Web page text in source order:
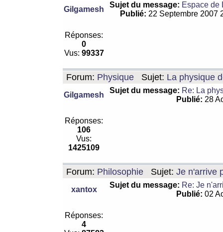
Gilgamesh
Sujet du message: Espace de
Publié: 22 Septembre 2007
Réponses:
0
Vus: 99337
Forum: Physique Sujet: La physique
Gilgamesh
Sujet du message: Re: La
Publié: 28
Réponses:
106
Vus:
1425109
Forum: Philosophie Sujet: Je n'arrive
xantox
Sujet du message: Re: Je
Publié: 02
Réponses:
4